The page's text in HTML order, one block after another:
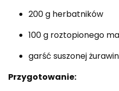
200 g herbatników
100 g roztopionego
garść suszonej
Przygotowanie: